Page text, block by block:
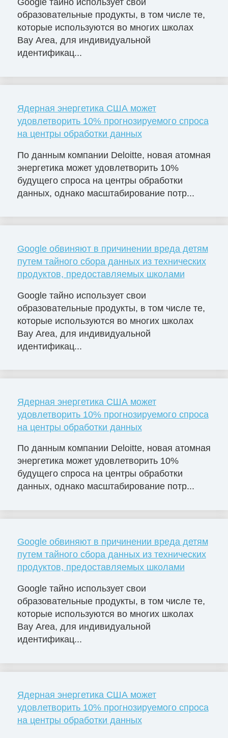
Google тайно использует свои
образовательные продукты, в том числе те,
которые используются во многих школах
Bay Area, для индивидуальной
идентификац...
Ядерная энергетика США может
удовлетворить 10% прогнозируемого спроса
на центры обработки данных
По данным компании Deloitte, новая атомная
энергетика может удовлетворить 10%
будущего спроса на центры обработки
данных, однако масштабирование потр...
Google обвиняют в причинении вреда детям
путем тайного сбора данных из технических
продуктов, предоставляемых школами
Google тайно использует свои
образовательные продукты, в том числе те,
которые используются во многих школах
Bay Area, для индивидуальной
идентификац...
Ядерная энергетика США может
удовлетворить 10% прогнозируемого спроса
на центры обработки данных
По данным компании Deloitte, новая атомная
энергетика может удовлетворить 10%
будущего спроса на центры обработки
данных, однако масштабирование потр...
Google обвиняют в причинении вреда детям
путем тайного сбора данных из технических
продуктов, предоставляемых школами
Google тайно использует свои
образовательные продукты, в том числе те,
которые используются во многих школах
Bay Area, для индивидуальной
идентификац...
Ядерная энергетика США может
удовлетворить 10% прогнозируемого спроса
на центры обработки данных